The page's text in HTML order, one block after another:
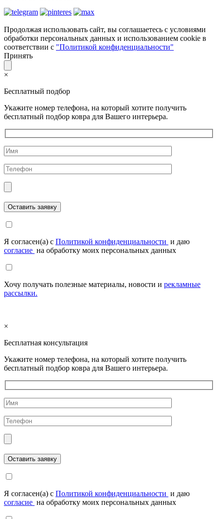
Продолжая использовать сайт, вы соглашаетесь с условиями
обработки персональных данных и использованием cookie в
соответствии с "Политикой конфиденциальности"
Принять
×
Бесплатный подбор
Укажите номер телефона, на который хотите получить
бесплатный подбор ковра для Вашего интерьера.
Я согласен(а) с Политикой конфиденциальности и даю
согласие на обработку моих персональных данных
Хочу получать полезные материалы, новости и рекламные
рассылки.
×
Бесплатная консультация
Укажите номер телефона, на который хотите получить
бесплатный подбор ковра для Вашего интерьера.
Я согласен(а) с Политикой конфиденциальности и даю
согласие на обработку моих персональных данных